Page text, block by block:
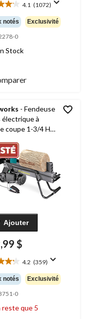
4.1 (1072)
notés Exclusivité
0
Stock
- Fendeuse
électrique à
coupe 1-3/4 HP
Ajouter
$
4.2 (359)
notés Exclusivité
0
reste que 5